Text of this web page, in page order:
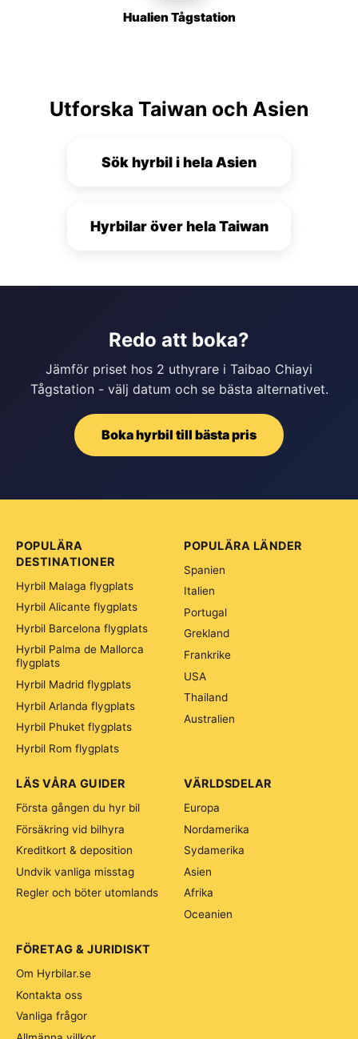
Hualien Tågstation
Utforska Taiwan och Asien
Sök hyrbil i hela Asien
Hyrbilar över hela Taiwan
Redo att boka?
Jämför priset hos 2 uthyrare i Taibao Chiayi
Tågstation - välj datum och se bästa alternativet.
Boka hyrbil till bästa pris
POPULÄRA
DESTINATIONER
Hyrbil Malaga flygplats
Hyrbil Alicante flygplats
Hyrbil Barcelona flygplats
Hyrbil Palma de Mallorca
flygplats
Hyrbil Madrid flygplats
Hyrbil Arlanda flygplats
Hyrbil Phuket flygplats
Hyrbil Rom flygplats
POPULÄRA LÄNDER
Spanien
Italien
Portugal
Grekland
Frankrike
USA
Thailand
Australien
VÄRLDSDELAR
Europa
Nordamerika
Sydamerika
Asien
Afrika
Oceanien
LÄS VÅRA GUIDER
Första gången du hyr bil
Försäkring vid bilhyra
Kreditkort & deposition
Undvik vanliga misstag
Regler och böter utomlands
FÖRETAG & JURIDISKT
Om Hyrbilar.se
Kontakta oss
Vanliga frågor